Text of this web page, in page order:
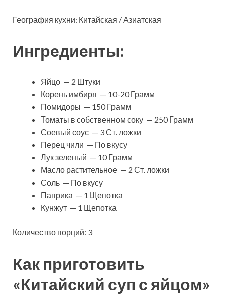
География кухни: Китайская / Азиатская
Ингредиенты:
Яйцо — 2 Штуки
Корень имбиря — 10-20 Грамм
Помидоры — 150 Грамм
Томаты в собственном соку — 250 Грамм
Соевый соус — 3 Ст. ложки
Перец чили — По вкусу
Лук зеленый — 10 Грамм
Масло растительное — 2 Ст. ложки
Соль — По вкусу
Паприка — 1 Щепотка
Кунжут — 1 Щепотка
Количество порций: 3
Как приготовить
«Китайский суп с яйцом»